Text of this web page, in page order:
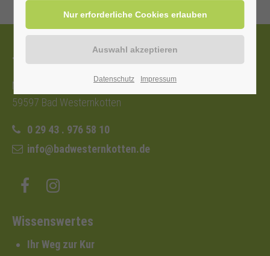
Tourist-Information
Nordstraße 2b
59597 Bad Westernkotten
0 29 43 . 976 58 10
info@badwesternkotten.de
Wissenswertes
Ihr Weg zur Kur
Datenschutz Impressum